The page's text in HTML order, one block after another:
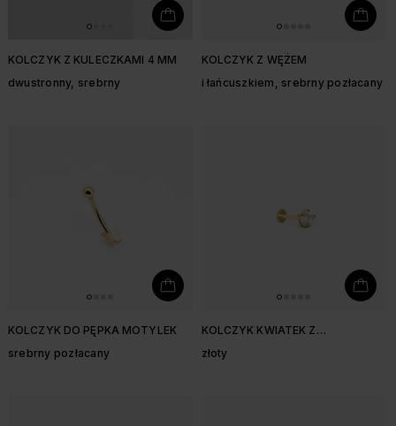
KOLCZYK Z KULECZKAMI 4 MM
dwustronny, srebrny
KOLCZYK Z WĘŻEM
i łańcuszkiem, srebrny pozłacany
KOLCZYK DO PĘPKA MOTYLEK
srebrny pozłacany
KOLCZYK KWIATEK Z
złoty